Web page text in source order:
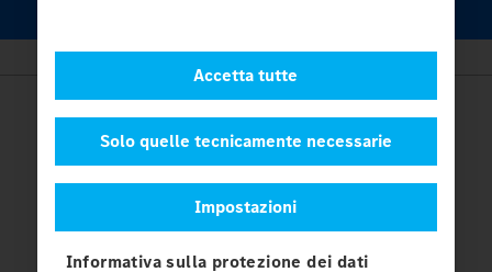
Impostazioni
Solo quelle tecnicamente necessarie
Accetta tutte
Informativa sulla protezione dei dati
Provider
Legal Notice
Contatto
Cookies
Protezione dati
Impostazioni